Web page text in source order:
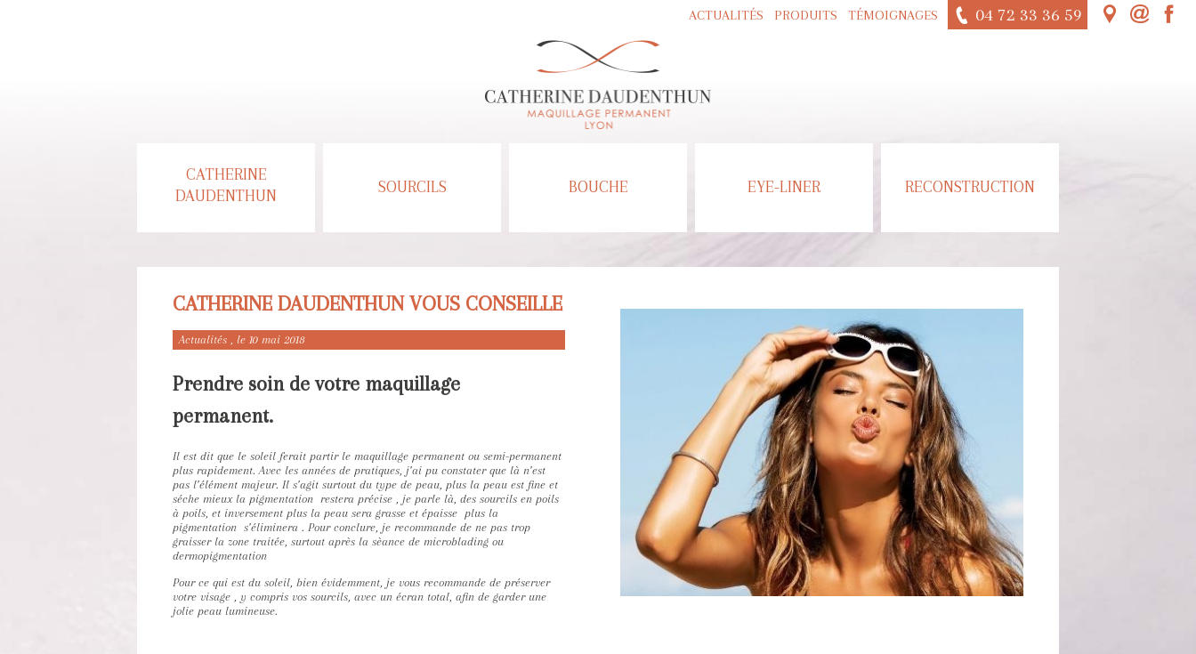
ACTUALITÉS PRODUITS TÉMOIGNAGES 04 72 33 36 59
CATHERINE
DAUDENTHUN
SOURCILS BOUCHE EYE-LINER RECONSTRUCTION
CATHERINE DAUDENTHUN VOUS CONSEILLE
Actualités , le 10 mai 2018
Prendre soin de votre maquillage
permanent.
Il est dit que le soleil ferait partir le maquillage permanent ou semi-permanent
plus rapidement. Avec les années de pratiques, j’ai pu constater que là n’est
pas l’élément majeur. Il s’agit surtout du type de peau, plus la peau est fine et
séche mieux la pigmentation restera précise , je parle là, des sourcils en poils
à poils, et inversement plus la peau sera grasse et épaisse plus la
pigmentation s’éliminera . Pour conclure, je recommande de ne pas trop
graisser la zone traitée, surtout après la sèance de microblading ou
dermopigmentation
Pour ce qui est du soleil, bien évidemment, je vous recommande de préserver
votre visage , y compris vos sourcils, avec un écran total, afin de garder une
jolie peau lumineuse.